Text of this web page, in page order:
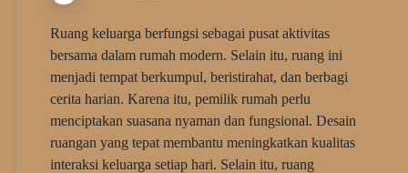
Ruang keluarga berfungsi sebagai pusat aktivitas
bersama dalam rumah modern. Selain itu, ruang ini
menjadi tempat berkumpul, beristirahat, dan berbagi
cerita harian. Karena itu, pemilik rumah perlu
menciptakan suasana nyaman dan fungsional. Desain
ruangan yang tepat membantu meningkatkan kualitas
interaksi keluarga setiap hari. Selain itu, ruang